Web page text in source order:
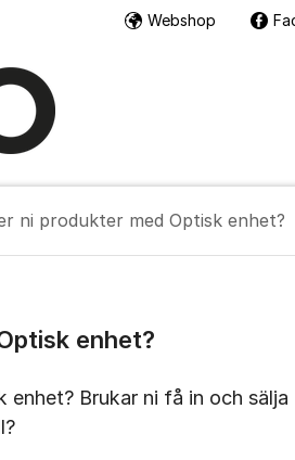
Webshop
ni produkter med Optisk enhet?
enhet?
Brukar ni få in och sälja